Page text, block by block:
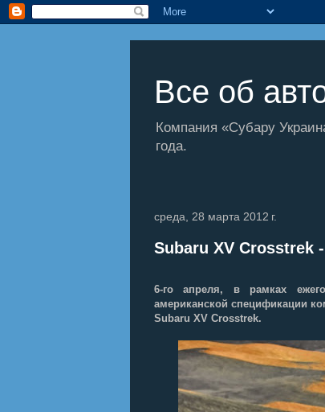
Все об
Компания «Субару
года.
среда, 28 марта 2012 г.
Subaru XV Crosstrеk
6-го апреля, в рамках
американской спецификации
Subaru XV Crosstrek.